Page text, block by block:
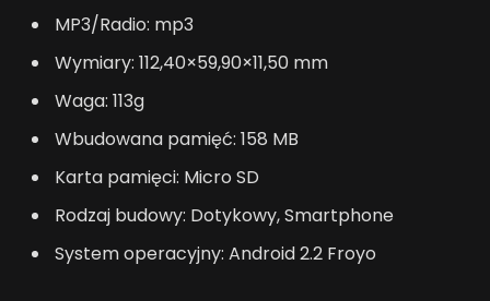
MP3/Radio: mp3
Wymiary: 112,40×59,90×11,50 mm
Waga: 113g
Wbudowana pamięć: 158 MB
Karta pamięci: Micro SD
Rodzaj budowy: Dotykowy, Smartphone
System operacyjny: Android 2.2 Froyo